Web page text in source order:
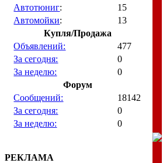
Автотюниг:
15
Автомойки:
13
Купля/Продажа
Объявлений:
477
За сегодня:
0
За неделю:
0
Форум
Сообщений:
18142
За сегодня:
0
За неделю:
0
РЕКЛАМА